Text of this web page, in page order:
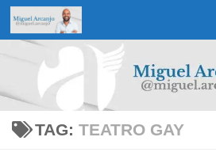
Skip to content
TAG: TEATRO GAY